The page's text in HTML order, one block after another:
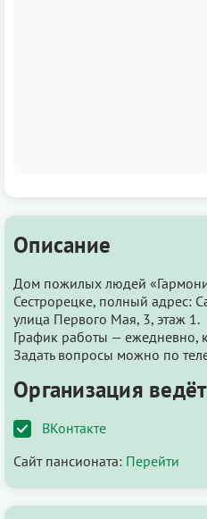
Описание
Дом пожилых людей
Сестрорецке, полный адрес:
улица Первого Мая, 3, этаж 1.
График работы — ежедневно,
Задать вопросы можно по
Организация
ВКонтакте
Сайт пансионата: Перейти